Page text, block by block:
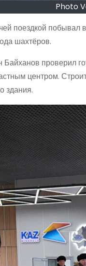
Photo
поездкой побывал
шахтёров.
проверил
центром.
здания.